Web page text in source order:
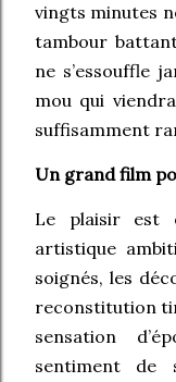
vingts minutes
tambour
ne s’essouffle
mou qui
suffisamment
Un grand film
Le plaisir est
artistique
soignés, les
reconstitution
sensation
sentiment de